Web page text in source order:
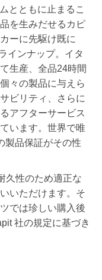
とともに止まるこ
を生みだせるカピ
ーに先駆け既に
インナップ。イタ
生産、全品24時間
々の製品に与えら
ビリティ、さらに
アフターサービス
います。世界で唯
製品保証がその性
久性のため適正な
いただけます。そ
では珍しい購入後
社の規定に基づき